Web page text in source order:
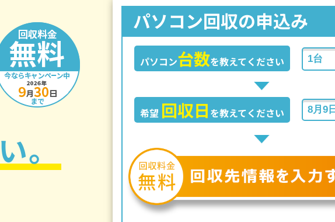
。
パソコン回収の申込み
パソコン台数を教えてください
希望 回収日 を教えてください